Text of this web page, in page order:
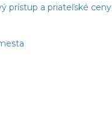
prístup a priateľské ceny